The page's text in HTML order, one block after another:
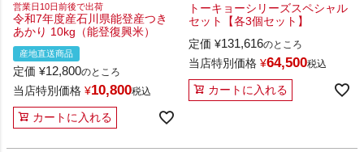
営業日10日前後で出荷
令和7年度産石川県能登産つき
あかり 10kg（能登復興米）
産地直送商品
定価 ¥12,800のところ
当店特別価格 ¥10,800税込
カートに入れる
トーキョーシリーズスペシャル
セット【各3個セット】
定価 ¥131,616のところ
当店特別価格 ¥64,500税込
カートに入れる